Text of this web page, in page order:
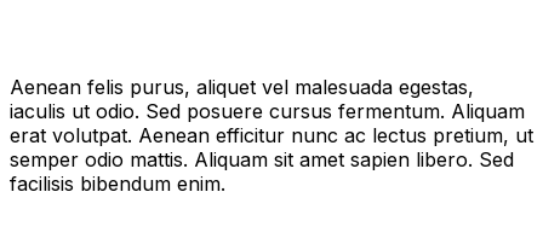
Aenean felis purus, aliquet vel malesuada egestas,
iaculis ut odio. Sed posuere cursus fermentum. Aliquam
erat volutpat. Aenean efficitur nunc ac lectus pretium, ut
semper odio mattis. Aliquam sit amet sapien libero. Sed
facilisis bibendum enim.